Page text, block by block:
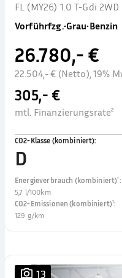
FL (MY26) 1.0 T-Gdi
Vorführfzg.•Grau•Benzin
26.780,- €
22.504,- € (Netto), 19%
305,- €
mtl. Finanzierungsrate²
CO2-Klasse (kombiniert):
D
Energieverbrauch (kombiniert)¹:
5,7 l/100km
CO2-Emissionen (kombiniert)¹:
129 g/km
13